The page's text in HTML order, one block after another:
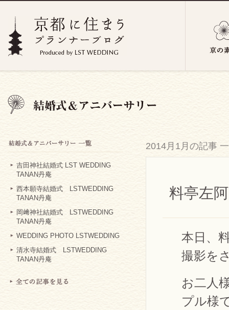
吉田神社結婚式 LST WEDDING
TANAN丹庵
西本願寺結婚式 LSTWEDDING
TANAN丹庵
岡﨑神社結婚式 LSTWEDDING
TANAN丹庵
WEDDING PHOTO LSTWEDDING
清水寺結婚式 LSTWEDDING
TANAN丹庵
2014月1月の記事
料亭左
本日、
撮影を
お二人
プル様